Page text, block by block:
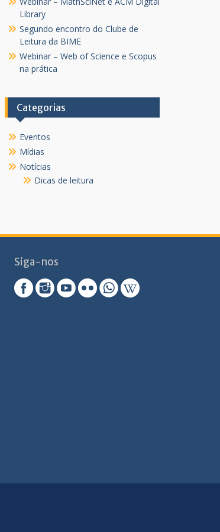
Library
Segundo encontro do Clube de
Leitura da BIME
Webinar – Web of Science e Scopus
na prática
Categorias
Eventos
Mídias
Notícias
Dicas de leitura
Siga-nos